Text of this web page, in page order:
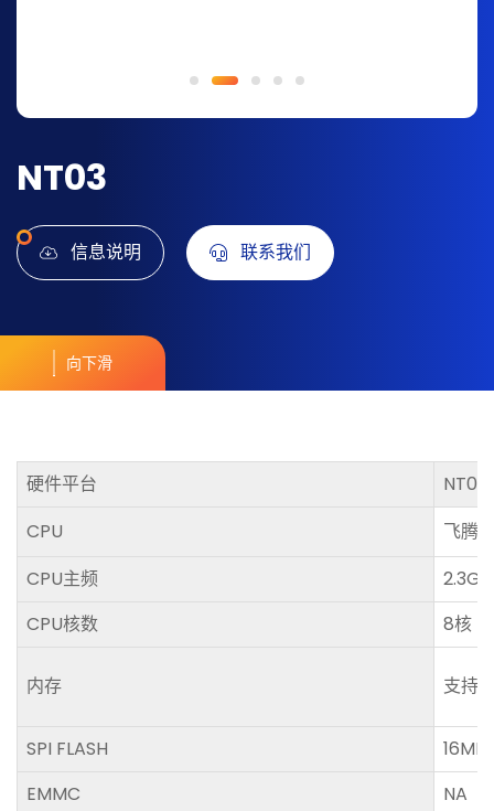
NT03
信息说明 联系我们
向下滑
硬件平台
NT03
CPU
飞腾
CPU主频
2.3G
CPU核数
8核
内存 支持
SPI FLASH
16MB
EMMC
NA